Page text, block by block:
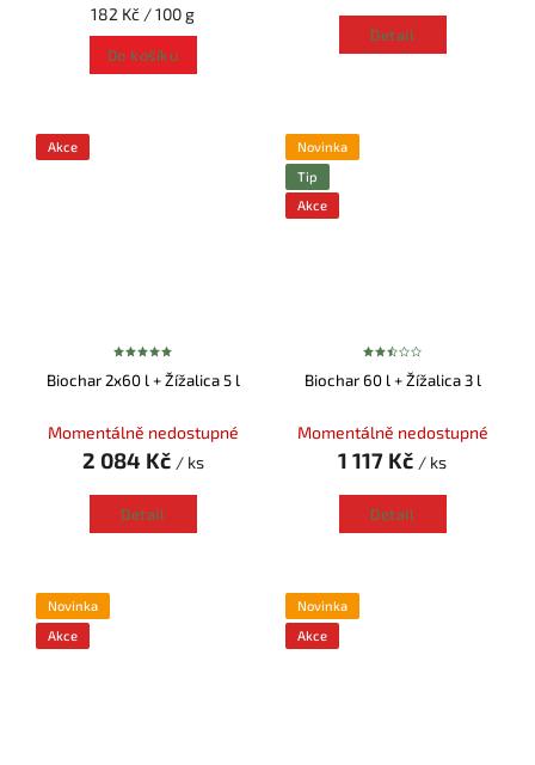
182 Kč / 100 g
Do košíku
Detail
Akce
Biochar 2x60 l + Žížalica 5 l
Momentálně nedostupné
2 084 Kč / ks
Detail
Novinka
Tip
Akce
Biochar 60 l + Žížalica 3 l
Momentálně nedostupné
1 117 Kč / ks
Detail
Novinka
Akce
Novinka
Akce